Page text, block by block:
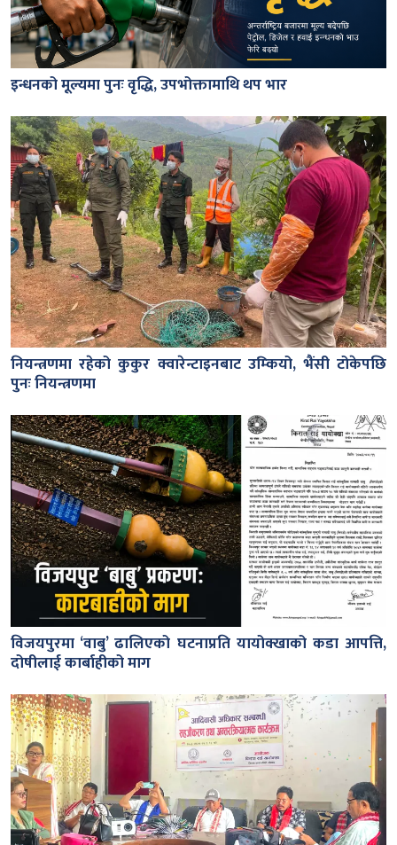
इन्धनको मूल्यमा पुनः वृद्धि, उपभोक्तामाथि थप भार
नियन्त्रणमा रहेको कुकुर क्वारेन्टाइनबाट उम्कियो, भैंसी टोकेपछि
पुनः नियन्त्रणमा
विजयपुरमा ‘वाबु’ ढालिएको घटनाप्रति यायोक्खाको कडा आपत्ति,
दोषीलाई कार्बाहीको माग